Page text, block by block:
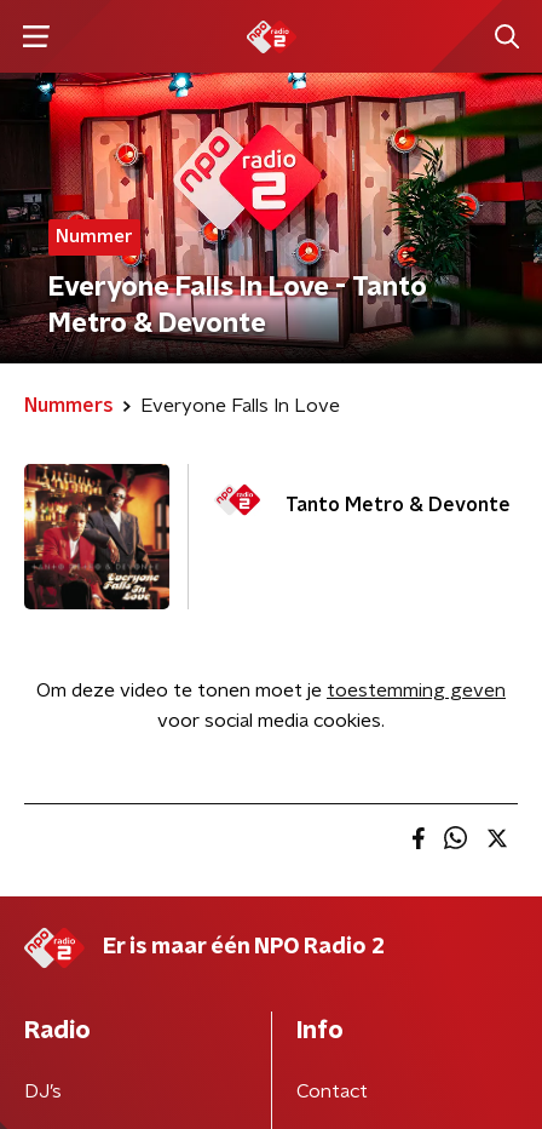
Nummer
Everyone Falls In Love - Tanto
Metro & Devonte
Nummers Everyone Falls In Love
Tanto Metro & Devonte
Om deze video te tonen moet je toestemming geven
voor social media cookies.
Er is maar één NPO Radio 2
Radio
DJ’s
Info
Contact